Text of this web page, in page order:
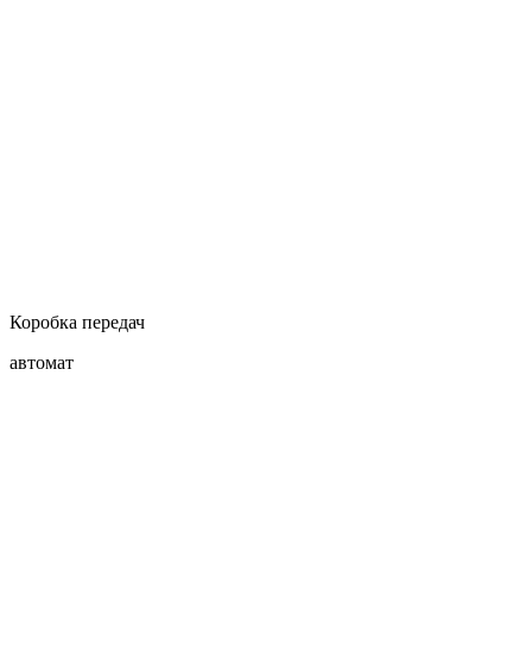
Коробка передач
автомат